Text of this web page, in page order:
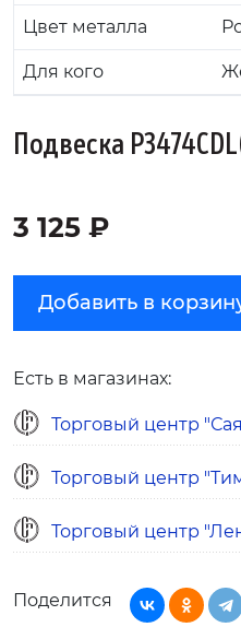
Цвет металла
Для кого
Подвеска
3 125 ₽
Добавить в
Есть в магазинах:
Торговый центр
Торговый центр
Торговый центр
Поделится